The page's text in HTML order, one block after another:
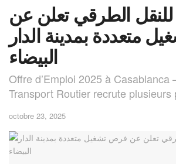
الطرقي تعلن عن
متعددة بمدينة الدار
البيضاء
Offre d’Emploi 2025 à Casablanca
Transport Routier recrute plusieurs
octobre 23, 2025